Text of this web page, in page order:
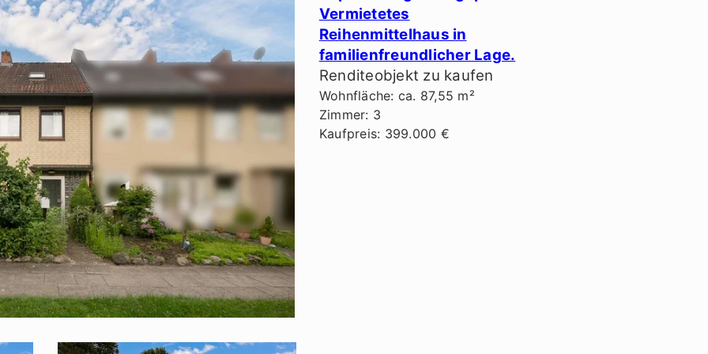
Vermietetes
Reihenmittelhaus in
familienfreundlicher Lage.
Renditeobjekt zu kaufen
Wohnfläche: ca. 87,55 m²
Zimmer: 3
Kaufpreis: 399.000 €